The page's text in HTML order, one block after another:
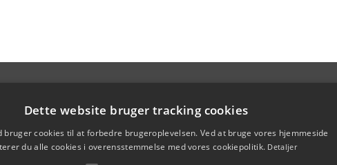
Dette website bruger tracking cookies
bruger cookies til at forbedre brugeroplevelsen. Ved at bruge vores hjemmeside
du alle cookies i overensstemmelse med vores cookiepolitik. Detaljer